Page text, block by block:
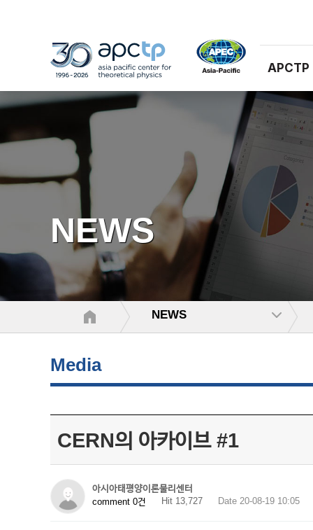
APCTP
NEWS
NEWS
Media
CERN의 아카이브 #1
아시아태평양이론물리센터
comment 0건
Hit 13,727 Date 20-08-19 10:05